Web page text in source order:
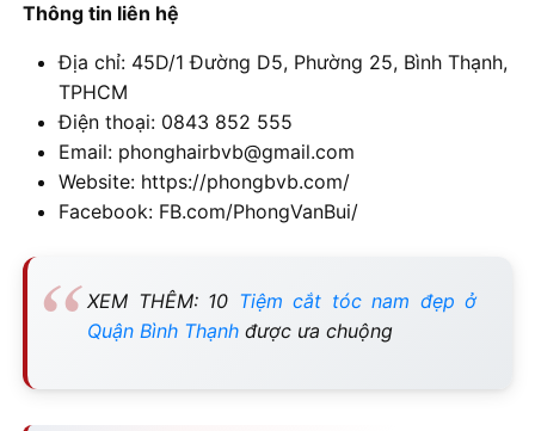
Thông tin liên hệ
Địa chỉ: 45D/1 Đường D5, Phường 25, Bình Thạnh,
TPHCM
Điện thoại: 0843 852 555
Email: phonghairbvb@gmail.com
Website: https://phongbvb.com/
Facebook: FB.com/PhongVanBui/
XEM THÊM: 10 Tiệm cắt tóc nam đẹp ở
Quận Bình Thạnh được ưa chuộng